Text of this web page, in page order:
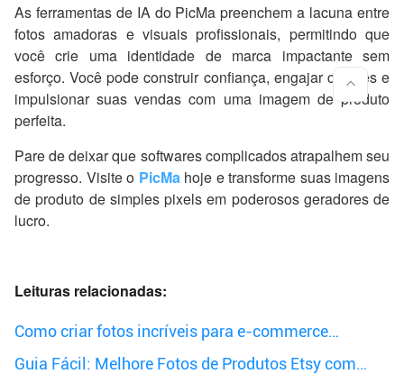
As ferramentas de IA do PicMa preenchem a lacuna entre
fotos amadoras e visuais profissionais, permitindo que
você crie uma identidade de marca impactante sem
esforço. Você pode construir confiança, engajar clientes e
impulsionar suas vendas com uma imagem de produto
perfeita.
Pare de deixar que softwares complicados atrapalhem seu
progresso. Visite o PicMahoje e transforme suas imagens
de produto de simples pixels em poderosos geradores de
lucro.
Leituras relacionadas:
Como criar fotos incríveis para e-commerce
facilmente
Guia Fácil: Melhore Fotos de Produtos Etsy com